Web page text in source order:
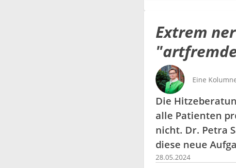
Extrem
Eine
Die
alle Patienten
nicht. Dr. Petra
diese neue
28.05.2024